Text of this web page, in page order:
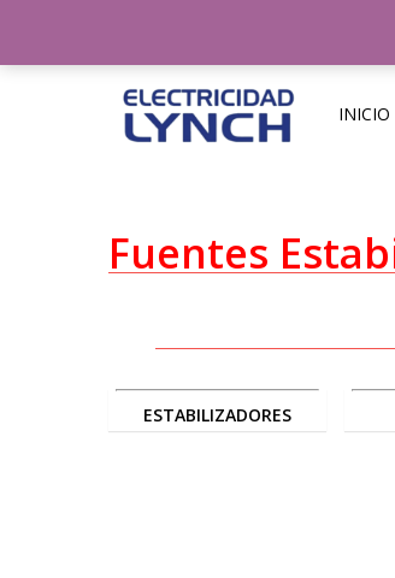
INICIO
Fuentes
ESTABILIZADORES